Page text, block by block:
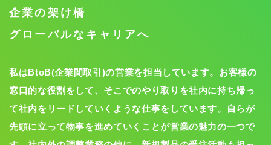
企業の架け橋
グローバルなキャリアへ
私はBtoB(企業間取引)の営業を担当しています。お客様の
窓口的な役割をして、そこでのやり取りを社内に持ち帰っ
て社内をリードしていくような仕事をしています。自らが
先頭に立って物事を進めていくことが営業の魅力の一つで